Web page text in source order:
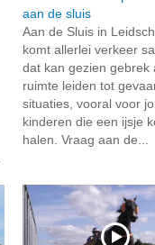
aan de sluis
Aan de Sluis in
komt allerlei verkeer
dat kan gezien gebrek
ruimte leiden tot
situaties, vooral voor
kinderen die een ijsje
halen. Vraag aan de...